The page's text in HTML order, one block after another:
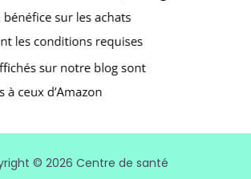
© 2026 Centre de santé